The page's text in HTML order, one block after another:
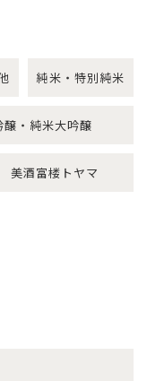
純米・特別純米
醸・純米大吟醸
美酒富楼トヤマ